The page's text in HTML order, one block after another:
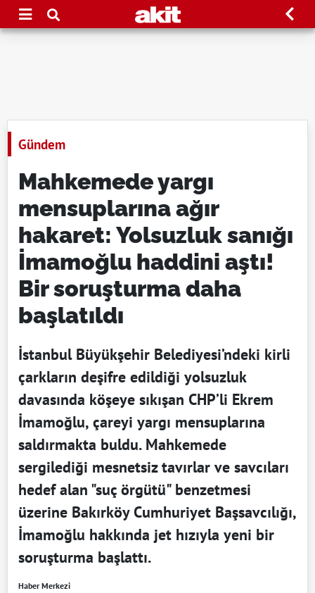
Gündem
Mahkemede yargı
mensuplarına ağır
hakaret: Yolsuzluk sanığı
İmamoğlu haddini aştı!
Bir soruşturma daha
başlatıldı
İstanbul Büyükşehir Belediyesi’ndeki kirli
çarkların deşifre edildiği yolsuzluk
davasında köşeye sıkışan CHP’li Ekrem
İmamoğlu, çareyi yargı mensuplarına
saldırmakta buldu. Mahkemede
sergilediği mesnetsiz tavırlar ve savcıları
hedef alan "suç örgütü" benzetmesi
üzerine Bakırköy Cumhuriyet Başsavcılığı,
İmamoğlu hakkında jet hızıyla yeni bir
soruşturma başlattı.
Haber Merkezi